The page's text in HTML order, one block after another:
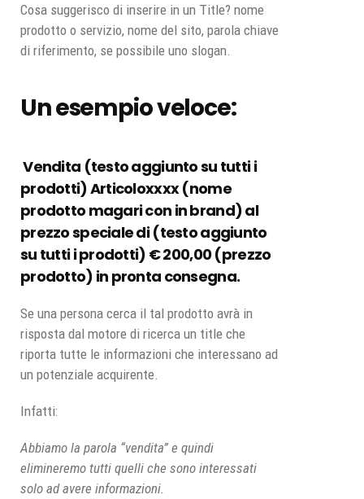
Cosa suggerisco di inserire in un Title? nome
prodotto o servizio, nome del sito, parola chiave
di riferimento, se possibile uno slogan.
Un esempio veloce:
Vendita (testo aggiunto su tutti i
prodotti) Articoloxxxx (nome
prodotto magari con in brand) al
prezzo speciale di (testo aggiunto
su tutti i prodotti) € 200,00 (prezzo
prodotto) in pronta consegna.
Se una persona cerca il tal prodotto avrà in
risposta dal motore di ricerca un title che
riporta tutte le informazioni che interessano ad
un potenziale acquirente.
Infatti:
Abbiamo la parola “vendita” e quindi
elimineremo tutti quelli che sono interessati
solo ad avere informazioni.